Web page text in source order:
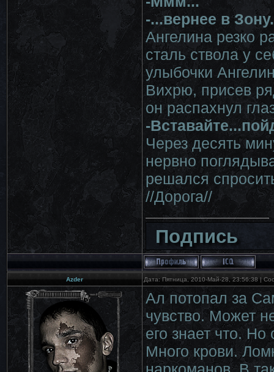
-...вернее в Зону.
Ангелина резко
сталь ствола у
улыбочки
Вихрю, присев
он распахнул
-
Через десять
нервно
решался
//Дорога//
Подпись
Azder Дата: Пятница, 2010-Май-28, 23:56:38 |
Ал потопал за
чувство. Может
его знает что.
Много крови.